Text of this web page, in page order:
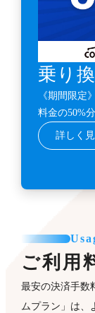
乗り
《期間限定
料金の50%
詳しく
ご利用
最安の決済手数
ムプラン」は、